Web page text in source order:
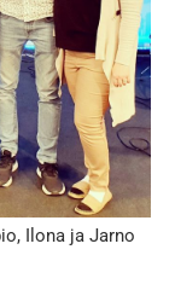
Ilona ja Jarno